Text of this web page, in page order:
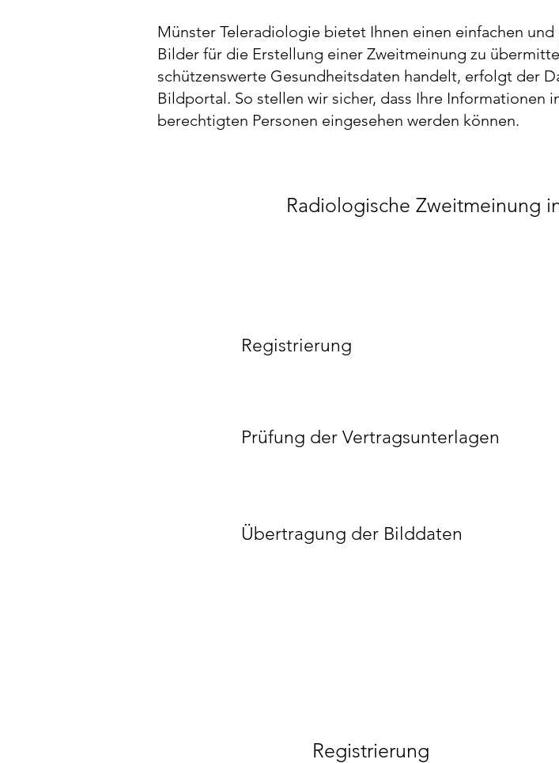
Münster Teleradiologie bietet Ihnen einen einfachen
Bilder für die Erstellung einer Zweitmeinung zu
schützenswerte Gesundheitsdaten handelt, erfolgt der
Bildportal. So stellen wir sicher, dass Ihre Informationen
berechtigten Personen eingesehen werden können.
Radiologische Zweitmeinung
Registrierung
Prüfung der Vertragsunterlagen
Übertragung der Bilddaten
Registrierung